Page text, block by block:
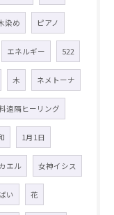
染め ピアノ
エネルギー 522
木 ネメトーナ
遠隔ヒーリング
1月1日
エル 女神イシス
い 花